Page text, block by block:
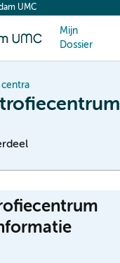
UMC
Mijn
Dossier
centra